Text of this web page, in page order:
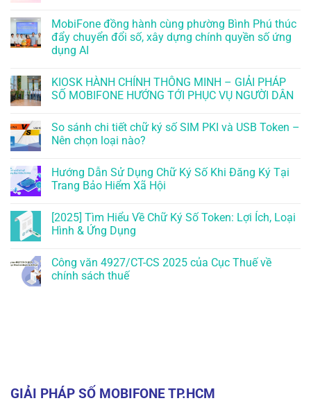
MobiFone đồng hành cùng phường Bình Phú thúc
đẩy chuyển đổi số, xây dựng chính quyền số ứng
dụng AI
KIOSK HÀNH CHÍNH THÔNG MINH – GIẢI PHÁP
SỐ MOBIFONE HƯỚNG TỚI PHỤC VỤ NGƯỜI DÂN
So sánh chi tiết chữ ký số SIM PKI và USB Token –
Nên chọn loại nào?
Hướng Dẫn Sử Dụng Chữ Ký Số Khi Đăng Ký Tại
Trang Bảo Hiểm Xã Hội
[2025] Tìm Hiểu Về Chữ Ký Số Token: Lợi Ích, Loại
Hình & Ứng Dụng
Công văn 4927/CT-CS 2025 của Cục Thuế về
chính sách thuế
GIẢI PHÁP SỐ MOBIFONE TP.HCM